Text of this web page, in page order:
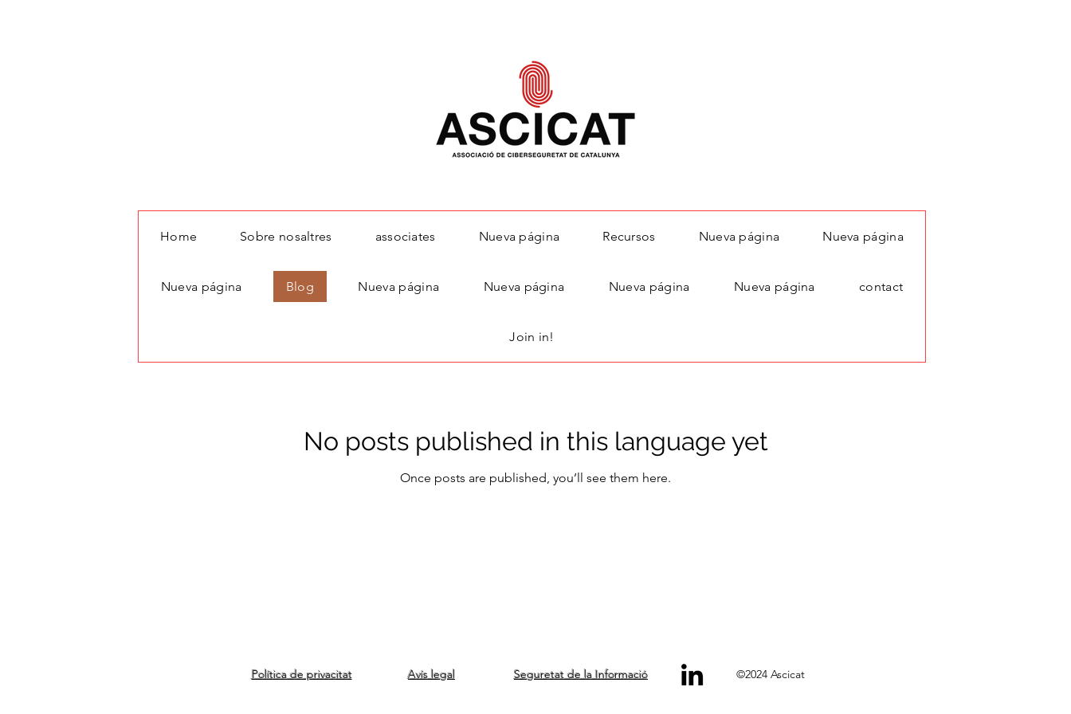
All Posts
No posts published in this language yet
Once posts are published, you’ll see them here.
Home Sobre nosaltres associates Nueva página Recursos Nueva página Nueva página
Nueva página Blog Nueva página Nueva página Nueva página Nueva página contact
Join in!
Política de privacitat Avís legal Seguretat de la Informació ©2024 Ascicat